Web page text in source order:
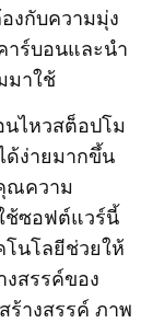
งกับความมุ่ง
าร์บอนและนำ
มาใช้
ไหวสต็อปโม
ด้ง่ายมากขึ้น
ณความ
ช้ซอฟต์แวร์นี้
โนโลยีช่วยให้
สรรค์ของ
ร้างสรรค์ ภาพ